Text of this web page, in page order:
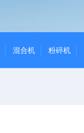
混合机 粉碎机